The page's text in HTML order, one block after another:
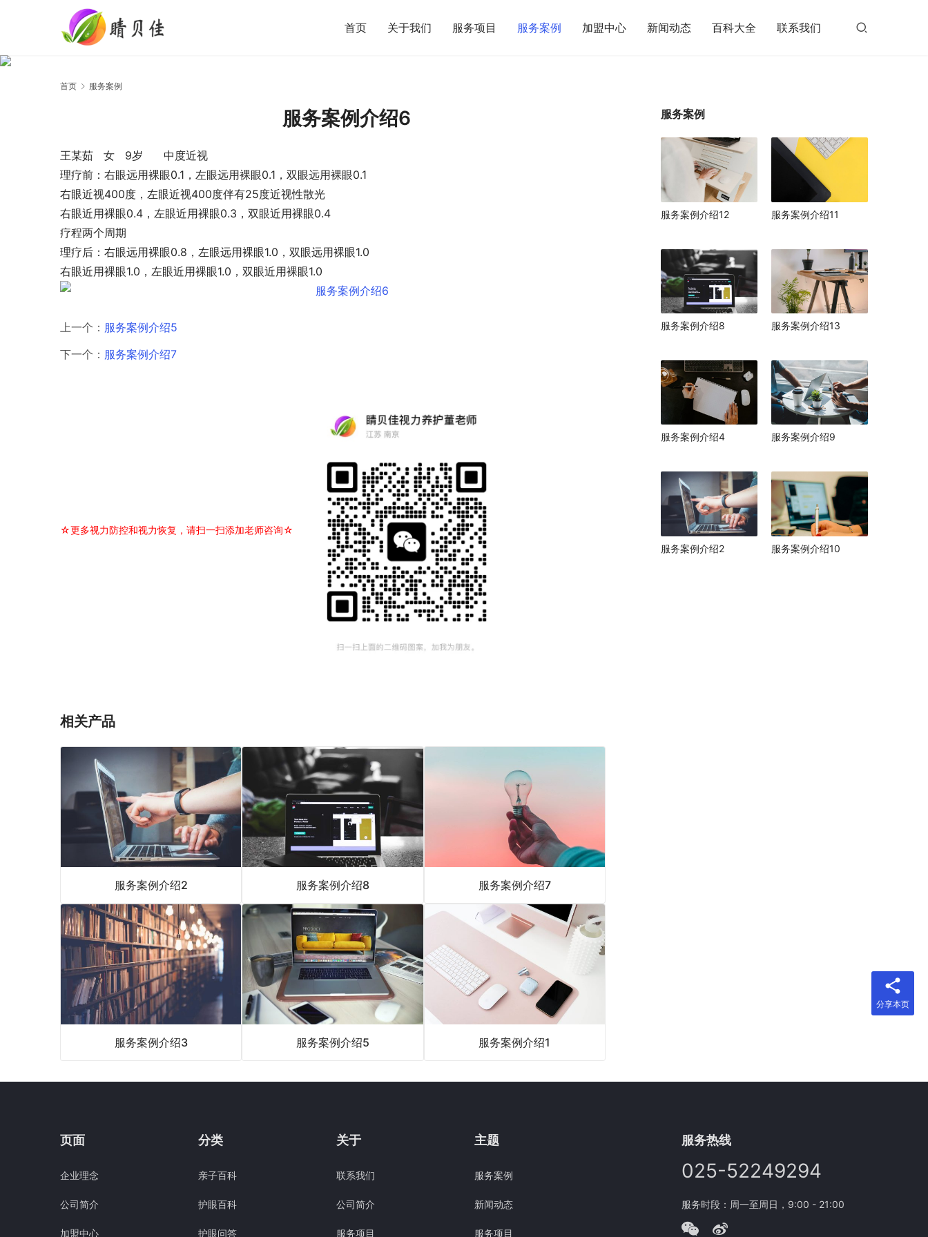
首页 关于我们 服务项目 服务案例 加盟中心 新闻动态 百科大全 联系我们
首页 服务案例
服务案例介绍6
王某茹 女 9岁 中度近视
理疗前：右眼远用裸眼0.1，左眼远用裸眼0.1，双眼远用裸眼0.1
右眼近视400度，左眼近视400度伴有25度近视性散光
右眼近用裸眼0.4，左眼近用裸眼0.3，双眼近用裸眼0.4
疗程两个周期
理疗后：右眼远用裸眼0.8，左眼远用裸眼1.0，双眼远用裸眼1.0
右眼近用裸眼1.0，左眼近用裸眼1.0，双眼近用裸眼1.0
上一个： 服务案例介绍5
下一个： 服务案例介绍7
☆更多视力防控和视力恢复，请扫一扫添加老师咨询☆
相关产品
服务案例介绍2 服务案例介绍8 服务案例介绍7
服务案例介绍3 服务案例介绍5 服务案例介绍1
服务案例
服务案例介绍12 服务案例介绍11
服务案例介绍8 服务案例介绍13
服务案例介绍4 服务案例介绍9
服务案例介绍2 服务案例介绍10
页面
企业理念
公司简介
加盟中心
分类
亲子百科
护眼百科
护眼问答
关于
联系我们
公司简介
服务项目
主题
服务案例
新闻动态
服务项目
服务热线
025-52249294
服务时段：周一至周日，9:00 - 21:00
分享本页